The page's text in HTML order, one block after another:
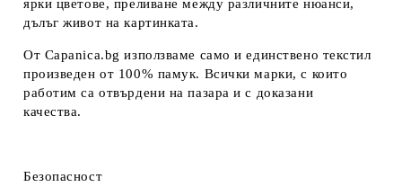
ярки цветове, преливане между различните нюанси,
дълъг живот на картинката.
От Capanica.bg използваме само и единствено текстил
произведен от 100% памук. Всички марки, с които
работим са отвърдени на пазара и с доказани
качества.
Безопасност